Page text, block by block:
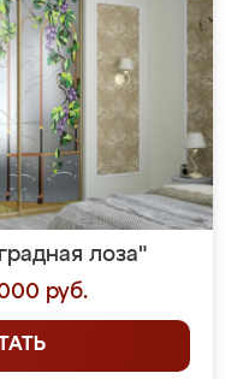
лоза"
руб.